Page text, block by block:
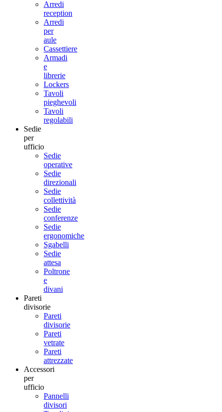
Arredi
reception
Arredi
per
aule
Cassettiere
Armadi
e
librerie
Lockers
Tavoli
pieghevoli
Tavoli
regolabili
Sedie
per
ufficio
Sedie
operative
Sedie
direzionali
Sedie
collettività
Sedie
conferenze
Sedie
ergonomiche
Sgabelli
Sedie
attesa
Poltrone
e
divani
Pareti
divisorie
Pareti
divisorie
Pareti
vetrate
Pareti
attrezzate
Accessori
per
ufficio
Pannelli
divisori